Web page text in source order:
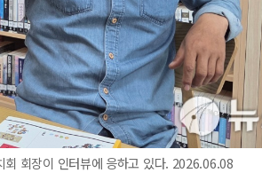
회장이 인터뷰에 응하고 있다. 2026.06.08